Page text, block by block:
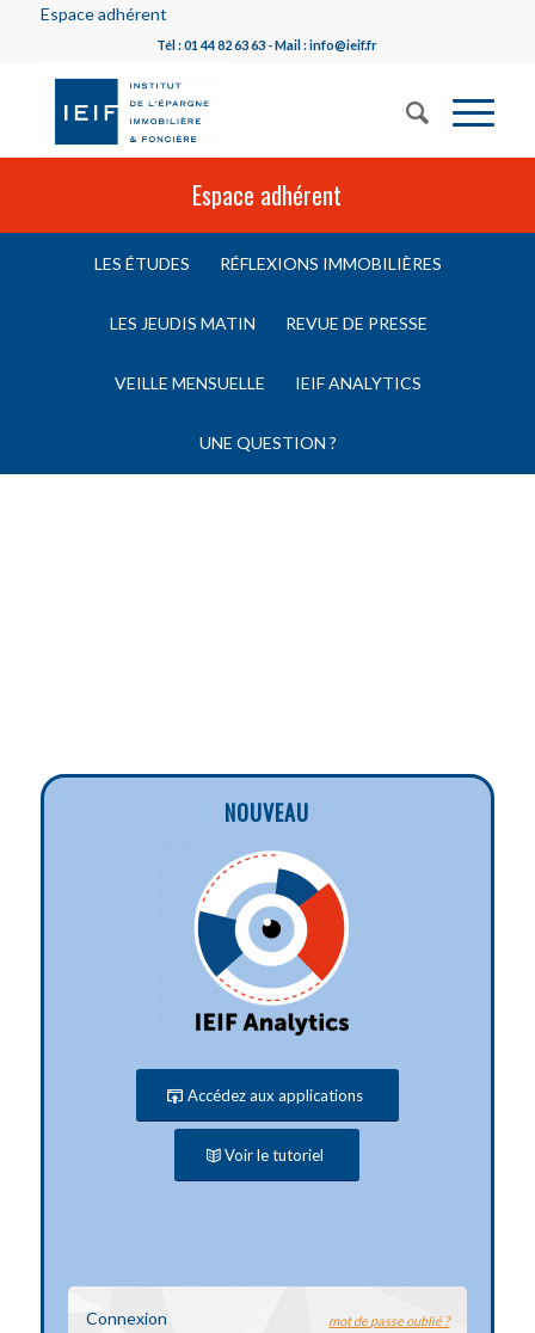
Espace adhérent
Tél : 01 44 82 63 63 - Mail : info@ieif.fr
Espace adhérent
LES ÉTUDES RÉFLEXIONS IMMOBILIÈRES
LES JEUDIS MATIN REVUE DE PRESSE
VEILLE MENSUELLE IEIF ANALYTICS
UNE QUESTION ?
NOUVEAU
Accédez aux applications
Voir le tutoriel
Connexion mot de passe oublié ?